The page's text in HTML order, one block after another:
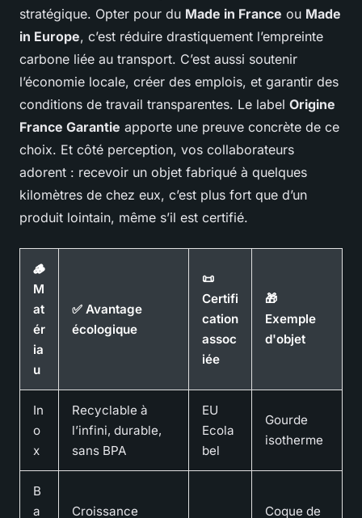
stratégique. Opter pour du Made in France ou Made
in Europe, c’est réduire drastiquement l’empreinte
carbone liée au transport. C’est aussi soutenir
l’économie locale, créer des emplois, et garantir des
conditions de travail transparentes. Le label Origine
France Garantie apporte une preuve concrète de ce
choix. Et côté perception, vos collaborateurs
adorent : recevoir un objet fabriqué à quelques
kilomètres de chez eux, c’est plus fort que d’un
produit lointain, même s’il est certifié.
🪵
M
at
ér
ia
u
✅ Avantage
écologique
📜
Certifi
cation
assoc
iée
🎁
Exemple
d'objet
In
o
x
Recyclable à
l’infini, durable,
sans BPA
EU
Ecola
bel
Gourde
isotherme
B
a
Croissance Coque de